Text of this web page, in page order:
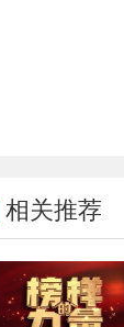
相关推荐